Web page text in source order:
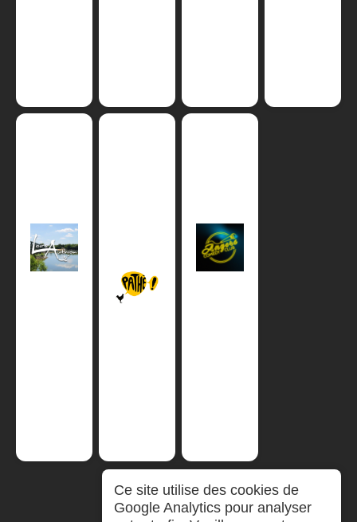
Ce site utilise des cookies de
Google Analytics pour analyser